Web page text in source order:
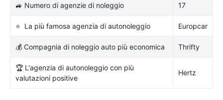
🚙 Numero di agenzie di noleggio 17
⭐ La più famosa agenzia di autonoleggio Europcar
💰 Compagnia di noleggio auto più economica Thrifty
🏆 L'agenzia di autonoleggio con più
valutazioni positive
Hertz